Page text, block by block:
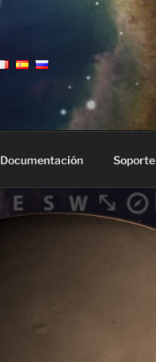
Documentación Soporte